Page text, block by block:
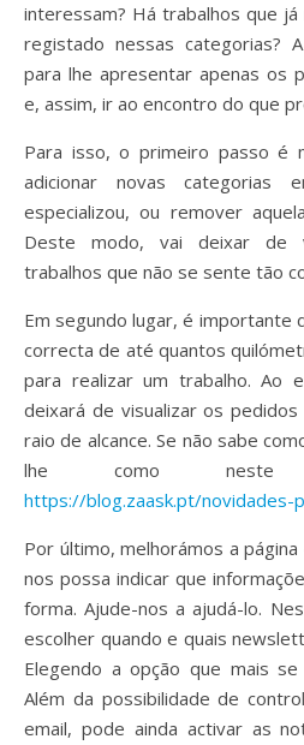
interessam? Há trabalhos que já
registado nessas categorias?
para lhe apresentar apenas os
e, assim, ir ao encontro do que
Para isso, o primeiro passo é
adicionar novas categorias
especializou, ou remover
Deste modo, vai deixar de
trabalhos que não se sente tão
Em segundo lugar, é importante
correcta de até quantos
para realizar um trabalho. Ao
deixará de visualizar os
raio de alcance. Se não sabe
lhe como neste
https://blog.zaask.pt/novidades-
Por último, melhorámos a
nos possa indicar que
forma. Ajude-nos a ajudá-lo.
escolher quando e quais
Elegendo a opção que mais
Além da possibilidade de
email, pode ainda activar as